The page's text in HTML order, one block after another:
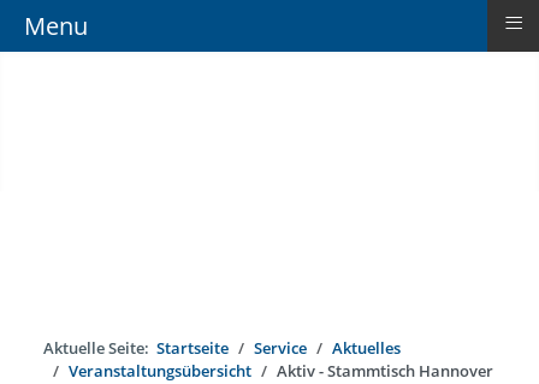
Aktuelle Seite: Startseite Service
Aktuelles
Veranstaltungsübersicht
Aktiv - Stammtisch Hannover
Menu ≡